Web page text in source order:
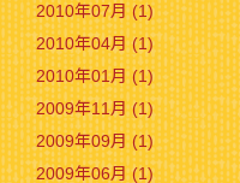
2010年07月 (1)
2010年04月 (1)
2010年01月 (1)
2009年11月 (1)
2009年09月 (1)
2009年06月 (1)